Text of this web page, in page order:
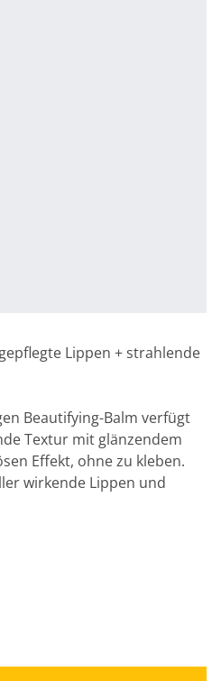
Lippen + strahlende
Beautifying-Balm verfügt
Textur mit glänzendem
Effekt, ohne zu kleben.
wirkende Lippen und